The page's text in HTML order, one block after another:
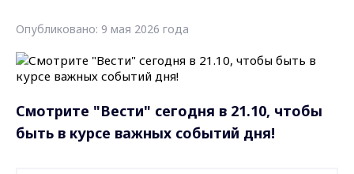
Опубликовано: 9 мая 2026 года
Смотрите "Вести" сегодня в 21.10, чтобы
быть в курсе важных событий дня!